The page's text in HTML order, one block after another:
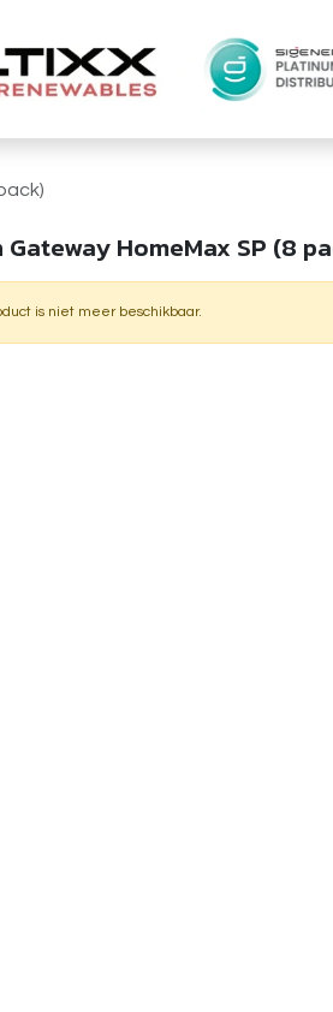
Gateway HomeMax SP (8
is niet meer beschikbaar.